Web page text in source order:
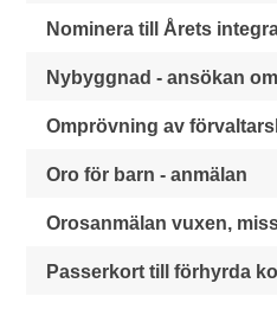
Nominera till Årets
Nybyggnad - ansökan
Omprövning av
Oro för barn - anmälan
Orosanmälan vuxen,
Passerkort till förhyrda